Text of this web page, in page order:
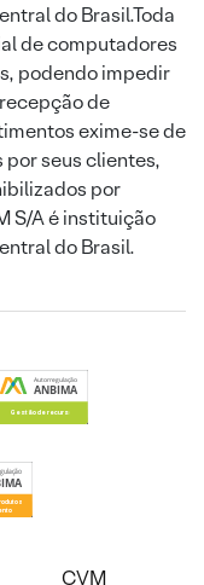
do Brasil.Toda
de computadores
podendo impedir
de
exime-se de
seus clientes,
por
S/A é instituição
do Brasil.
CVM